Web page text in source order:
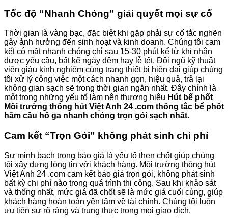
Tốc độ “Nhanh Chóng” giải quyết mọi sự cố
Thời gian là vàng bạc, đặc biệt khi gặp phải sự cố tắc nghẽn
gây ảnh hưởng đến sinh hoạt và kinh doanh. Chúng tôi cam
kết có mặt nhanh chóng chỉ sau 15-30 phút kể từ khi nhận
được yêu cầu, bất kể ngày đêm hay lễ tết. Đội ngũ kỹ thuật
viên giàu kinh nghiệm cùng trang thiết bị hiện đại giúp chúng
tôi xử lý công việc một cách nhanh gọn, hiệu quả, trả lại
không gian sạch sẽ trong thời gian ngắn nhất. Đây chính là
một trong những yếu tố làm nên thương hiệu Hút bể phốt
Môi trường thông hút Việt Anh 24 .com thông tắc bể phốt
hầm cầu hố ga nhanh chóng trọn gói sạch nhất.
Cam kết “Trọn Gói” không phát sinh chi phí
Sự minh bạch trong báo giá là yếu tố then chốt giúp chúng
tôi xây dựng lòng tin với khách hàng. Môi trường thông hút
Việt Anh 24 .com cam kết báo giá trọn gói, không phát sinh
bất kỳ chi phí nào trong quá trình thi công. Sau khi khảo sát
và thống nhất, mức giá đã chốt sẽ là mức giá cuối cùng, giúp
khách hàng hoàn toàn yên tâm về tài chính. Chúng tôi luôn
ưu tiên sự rõ ràng và trung thực trong mọi giao dịch.